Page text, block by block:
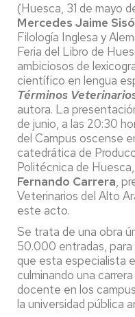
(Huesca, 31 de mayo
Mercedes Jaime
Filología Inglesa y
Feria del Libro de
ambiciosos de
científico en lengua
Términos
autora. La
de junio, a las 20:30
del Campus oscense
catedrática de
Politécnica de Huesca,
Fernando Carrera,
Veterinarios del Alto
este acto.
Se trata de una obra
50.000 entradas, para
que esta especialista
culminando una
docente en los
la universidad pública